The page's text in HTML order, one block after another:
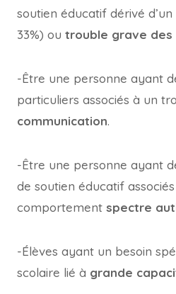
soutien éducatif dérivé
33%) ou trouble grave des
-Être une personne ayant
particuliers associés à un
communication.
-Être une personne ayant
de soutien éducatif
comportement spectre
-Élèves ayant un besoin
scolaire lié à grande